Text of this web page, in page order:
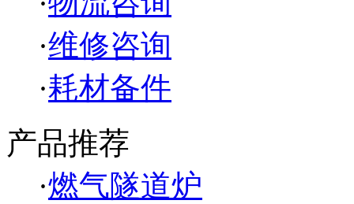
·维修咨询
·耗材备件
产品推荐
·燃气隧道炉